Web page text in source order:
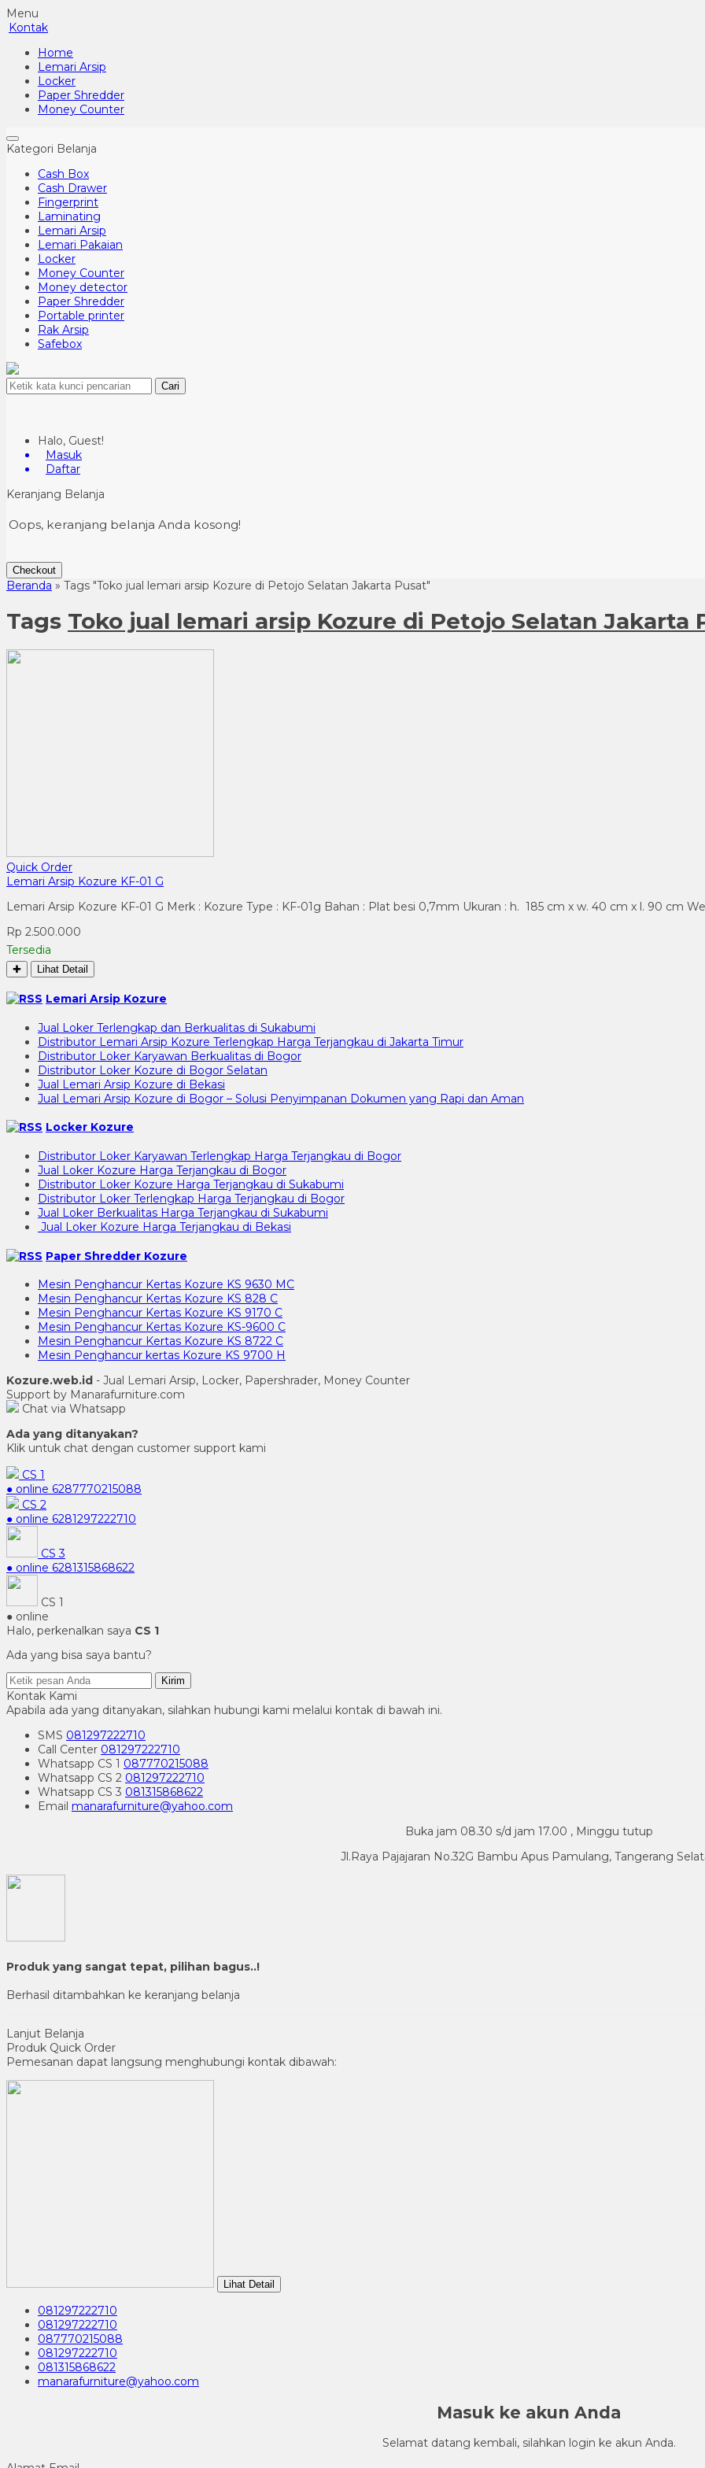
Menu
Kontak
Home
Lemari Arsip
Locker
Paper Shredder
Money Counter
Kategori Belanja
Cash Box
Cash Drawer
Fingerprint
Laminating
Lemari Arsip
Lemari Pakaian
Locker
Money Counter
Money detector
Paper Shredder
Portable printer
Rak Arsip
Safebox
Cari
Halo, Guest!
Masuk
Daftar
Keranjang Belanja
Oops, keranjang belanja Anda kosong!
Checkout
Beranda » Tags "Toko jual lemari arsip Kozure di Petojo Selatan Jakarta Pusat"
Tags Toko jual lemari arsip Kozure di Petojo Selatan Jakarta
Quick Order
Lemari Arsip Kozure KF-01 G
Lemari Arsip Kozure KF-01 G Merk : Kozure Type : KF-01g Bahan : Plat besi 0,7mm Ukuran : h. 185 cm x w. 40 cm x l. 90 cm
Rp 2.500.000
Tersedia
✚ Lihat Detail
Lemari Arsip Kozure
Jual Loker Terlengkap dan Berkualitas di Sukabumi
Distributor Lemari Arsip Kozure Terlengkap Harga Terjangkau di Jakarta Timur
Distributor Loker Karyawan Berkualitas di Bogor
Distributor Loker Kozure di Bogor Selatan
Jual Lemari Arsip Kozure di Bekasi
Jual Lemari Arsip Kozure di Bogor – Solusi Penyimpanan Dokumen yang Rapi dan Aman
Locker Kozure
Distributor Loker Karyawan Terlengkap Harga Terjangkau di Bogor
Jual Loker Kozure Harga Terjangkau di Bogor
Distributor Loker Kozure Harga Terjangkau di Sukabumi
Distributor Loker Terlengkap Harga Terjangkau di Bogor
Jual Loker Berkualitas Harga Terjangkau di Sukabumi
Jual Loker Kozure Harga Terjangkau di Bekasi
Paper Shredder Kozure
Mesin Penghancur Kertas Kozure KS 9630 MC
Mesin Penghancur Kertas Kozure KS 828 C
Mesin Penghancur Kertas Kozure KS 9170 C
Mesin Penghancur Kertas Kozure KS-9600 C
Mesin Penghancur Kertas Kozure KS 8722 C
Mesin Penghancur kertas Kozure KS 9700 H
Kozure.web.id - Jual Lemari Arsip, Locker, Papershrader, Money Counter
Support by Manarafurniture.com
Chat via Whatsapp
Ada yang ditanyakan?
Klik untuk chat dengan customer support kami
CS 1
● online 6287770215088
CS 2
● online 6281297222710
CS 3
● online 6281315868622
CS 1
● online
Halo, perkenalkan saya CS 1
Ada yang bisa saya bantu?
Kirim
Kontak Kami
Apabila ada yang ditanyakan, silahkan hubungi kami melalui kontak di bawah ini.
SMS 081297222710
Call Center 081297222710
Whatsapp CS 1 087770215088
Whatsapp CS 2 081297222710
Whatsapp CS 3 081315868622
Email manarafurniture@yahoo.com
Buka jam 08.30 s/d jam 17.00 , Minggu tutup
Jl.Raya Pajajaran No.32G Bambu Apus Pamulang, Tangerang
Produk yang sangat tepat, pilihan bagus..!
Berhasil ditambahkan ke keranjang belanja
Lanjut Belanja
Produk Quick Order
Pemesanan dapat langsung menghubungi kontak dibawah:
Lihat Detail
081297222710
081297222710
087770215088
081297222710
081315868622
manarafurniture@yahoo.com
Masuk ke akun Anda
Selamat datang kembali, silahkan login ke akun Anda.